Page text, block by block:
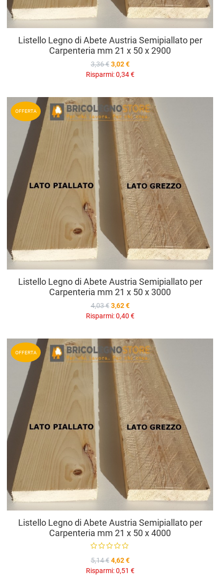
Listello Legno di Abete Austria Semipiallato per
Carpenteria mm 21 x 50 x 2900
3,36 € 3,02 €
Risparmi:0,34 €
OFFERTA
Listello Legno di Abete Austria Semipiallato per
Carpenteria mm 21 x 50 x 3000
4,03 € 3,62 €
Risparmi:0,40 €
OFFERTA
Listello Legno di Abete Austria Semipiallato per
Carpenteria mm 21 x 50 x 4000
5,14 € 4,62 €
Risparmi:0,51 €